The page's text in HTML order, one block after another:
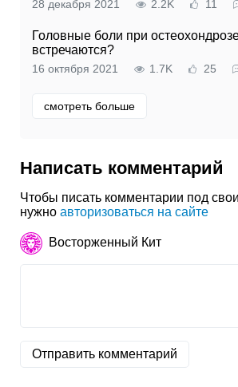
28 декабря 2021 2.2K 11
Головные боли при
встречаются?
16 октября 2021 1.7K 25
смотреть больше
Написать комментарий
Чтобы писать комментарии под
нужно авторизоваться на сайте
Восторженный Кит
Отправить комментарий